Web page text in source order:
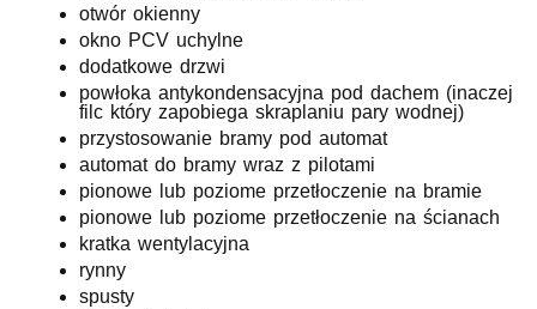
otwór okienny
okno PCV uchylne
dodatkowe drzwi
powłoka antykondensacyjna pod dachem (inaczej
filc który zapobiega skraplaniu pary wodnej)
przystosowanie bramy pod automat
automat do bramy wraz z pilotami
pionowe lub poziome przetłoczenie na bramie
pionowe lub poziome przetłoczenie na ścianach
kratka wentylacyjna
rynny
spusty